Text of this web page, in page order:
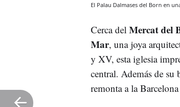
El Palau Dalmases del Born en
Cerca del Mercat del
Mar, una joya
y XV, esta iglesia
central. Además de su
remonta a la